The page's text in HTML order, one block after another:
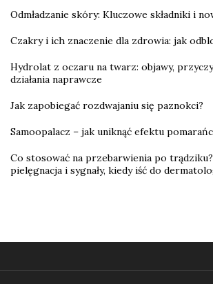
Odmładzanie skóry: Kluczowe składniki i
Czakry i ich znaczenie dla zdrowia: jak
Hydrolat z oczaru na twarz: objawy,
działania naprawcze
Jak zapobiegać rozdwajaniu się paznokci?
Samoopalacz – jak uniknąć efektu
Co stosować na przebarwienia po
pielęgnacja i sygnały, kiedy iść do